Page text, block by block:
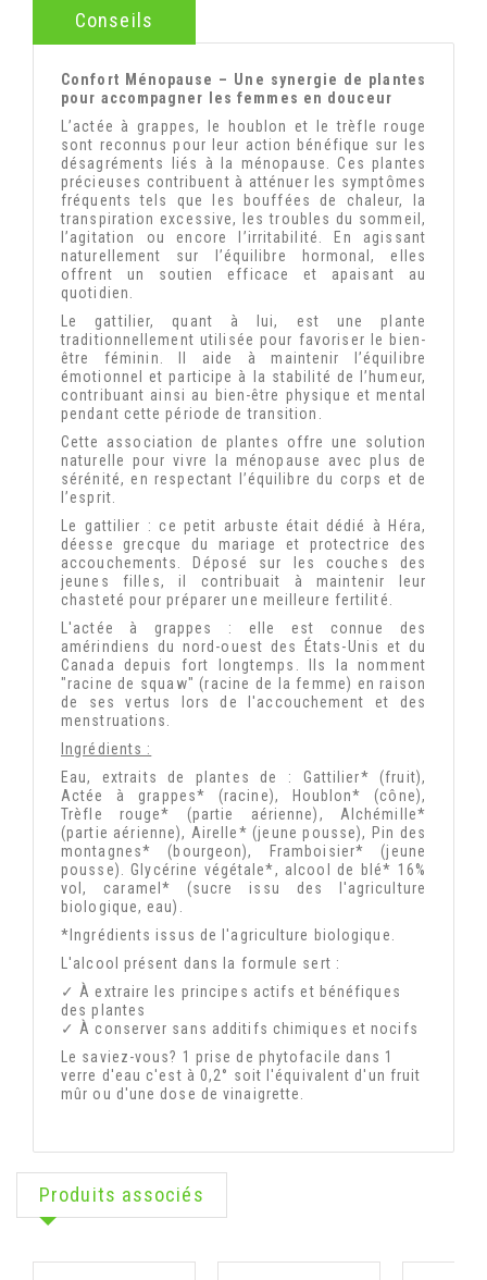
Conseils
Confort Ménopause – Une synergie de plantes
pour accompagner les femmes en douceur
L’actée à grappes, le houblon et le trèfle rouge
sont reconnus pour leur action bénéfique sur les
désagréments liés à la ménopause. Ces plantes
précieuses contribuent à atténuer les symptômes
fréquents tels que les bouffées de chaleur, la
transpiration excessive, les troubles du sommeil,
l’agitation ou encore l’irritabilité. En agissant
naturellement sur l’équilibre hormonal, elles
offrent un soutien efficace et apaisant au
quotidien.
Le gattilier, quant à lui, est une plante
traditionnellement utilisée pour favoriser le bien-
être féminin. Il aide à maintenir l’équilibre
émotionnel et participe à la stabilité de l’humeur,
contribuant ainsi au bien-être physique et mental
pendant cette période de transition.
Cette association de plantes offre une solution
naturelle pour vivre la ménopause avec plus de
sérénité, en respectant l’équilibre du corps et de
l’esprit.
Le gattilier : ce petit arbuste était dédié à Héra,
déesse grecque du mariage et protectrice des
accouchements. Déposé sur les couches des
jeunes filles, il contribuait à maintenir leur
chasteté pour préparer une meilleure fertilité.
L'actée à grappes : elle est connue des
amérindiens du nord-ouest des États-Unis et du
Canada depuis fort longtemps. Ils la nomment
"racine de squaw" (racine de la femme) en raison
de ses vertus lors de l'accouchement et des
menstruations.
Ingrédients :
Eau, extraits de plantes de : Gattilier* (fruit),
Actée à grappes* (racine), Houblon* (cône),
Trèfle rouge* (partie aérienne), Alchémille*
(partie aérienne), Airelle* (jeune pousse), Pin des
montagnes* (bourgeon), Framboisier* (jeune
pousse). Glycérine végétale*, alcool de blé* 16%
vol, caramel* (sucre issu des l'agriculture
biologique, eau).
*Ingrédients issus de l'agriculture biologique.
L'alcool présent dans la formule sert :
✓ À extraire les principes actifs et bénéfiques
des plantes
✓ À conserver sans additifs chimiques et nocifs
Le saviez-vous? 1 prise de phytofacile dans 1
verre d'eau c'est à 0,2° soit l'équivalent d'un fruit
mûr ou d'une dose de vinaigrette.
Produits associés